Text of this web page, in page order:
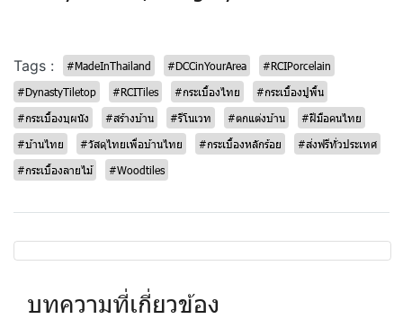
Tags : #MadeInThailand #DCCinYourArea
#RCIPorcelain
#DynastyTiletop
#RCITiles #กระเบื้องไทย
#กระเบื้องปูพื้น
#กระเบื้องบุผนัง
#สร้างบ้าน #รีโนเวท #ตกแต่งบ้าน
#ฝีมือคนไทย
#บ้านไทย
#วัสดุไทยเพื่อบ้านไทย #กระเบื้องหลักร้อย
#ส่งฟรีทั่วประเทศ
#กระเบื้องลายไม้
#Woodtiles
บทความที่เกี่ยวข้อง